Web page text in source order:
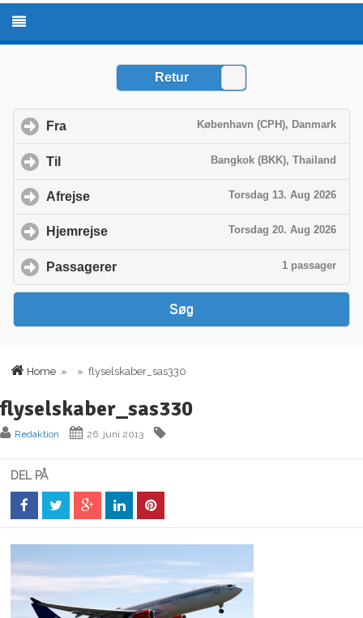
Home » » flyselskaber_sas330
flyselskaber_sas330
Redaktion 26. juni 2013
DEL PÅ